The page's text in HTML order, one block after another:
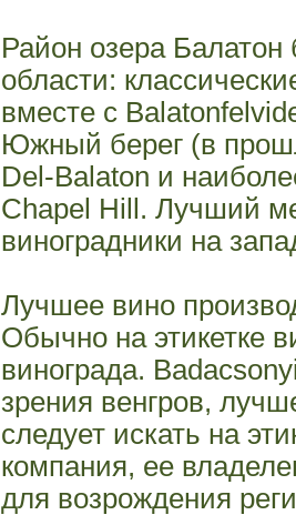
Район озера Балатон
области:
вместе с
Южный берег (в
Del-Balaton и
Chapel Hill. Лучший
виноградники на
Лучшее вино
Обычно на этикетке
винограда.
зрения венгров,
следует искать на
компания, ее
для возрождения